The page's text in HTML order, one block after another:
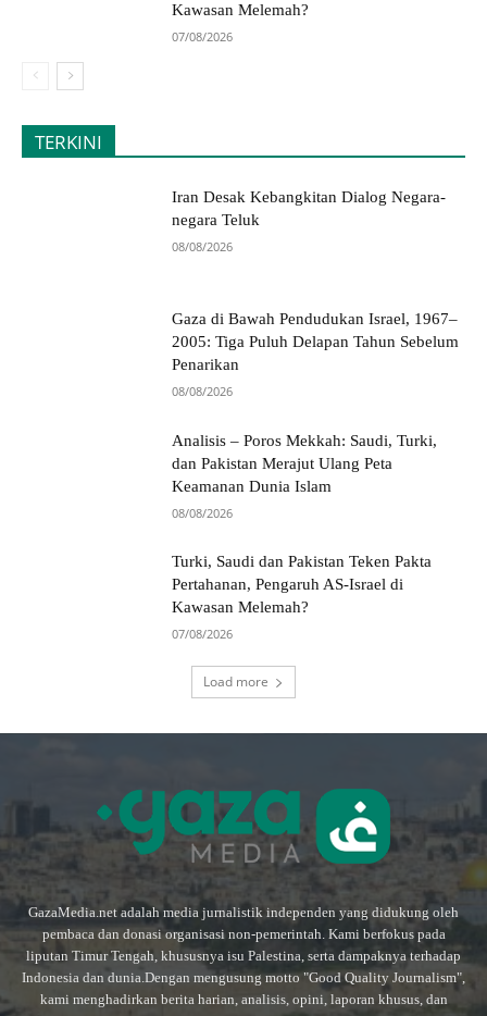
Kawasan Melemah?
07/08/2026
TERKINI
Iran Desak Kebangkitan Dialog Negara-
negara Teluk
08/08/2026
Gaza di Bawah Pendudukan Israel, 1967–
2005: Tiga Puluh Delapan Tahun Sebelum
Penarikan
08/08/2026
Analisis – Poros Mekkah: Saudi, Turki,
dan Pakistan Merajut Ulang Peta
Keamanan Dunia Islam
08/08/2026
Turki, Saudi dan Pakistan Teken Pakta
Pertahanan, Pengaruh AS-Israel di
Kawasan Melemah?
07/08/2026
Load more
GazaMedia.net adalah media jurnalistik independen yang didukung oleh
pembaca dan donasi organisasi non-pemerintah. Kami berfokus pada
liputan Timur Tengah, khususnya isu Palestina, serta dampaknya terhadap
Indonesia dan dunia.Dengan mengusung motto "Good Quality Journalism",
kami menghadirkan berita harian, analisis, opini, laporan khusus, dan